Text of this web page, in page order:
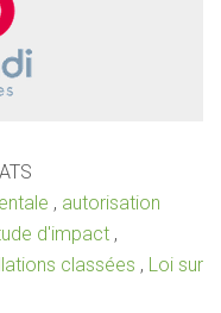
, autorisation
d'impact ,
classées , Loi sur